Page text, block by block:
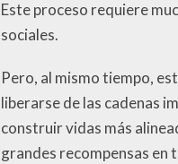
Este proceso requiere
sociales.
Pero, al mismo tiempo,
liberarse de las cadenas
construir vidas más
grandes recompensas